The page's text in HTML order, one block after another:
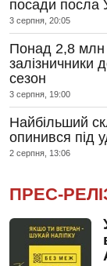
посади посла
3 серпня, 20:05
Понад 2,8 млн
залізничники
сезон
3 серпня, 19:00
Найбільший
опинився під
2 серпня, 13:06
ПРЕС-